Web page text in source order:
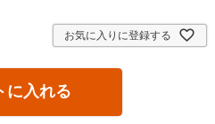
お気に入りに登録する
に入れる